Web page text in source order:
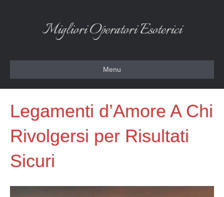
Migliori Operatori Esoterici
Menu
Legamenti d’Amore A Chi
Rivolgersi per Risultati
Sicuri